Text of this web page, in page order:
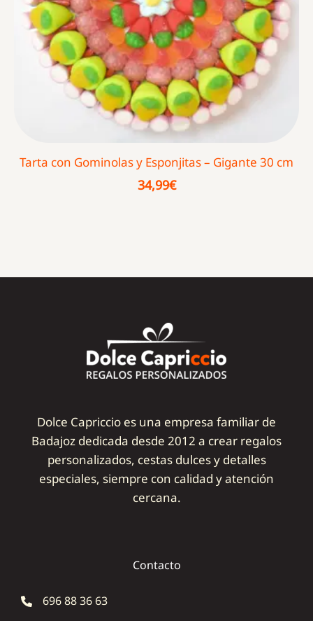
Tarta con Gominolas y Esponjitas – Gigante 30 cm
34,99€
Dolce Capriccio es una empresa familiar de
Badajoz dedicada desde 2012 a crear regalos
personalizados, cestas dulces y detalles
especiales, siempre con calidad y atención
cercana.
Contacto
696 88 36 63